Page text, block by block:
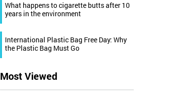
What happens to cigarette butts after 10
years in the environment
International Plastic Bag Free Day: Why
the Plastic Bag Must Go
Most Viewed